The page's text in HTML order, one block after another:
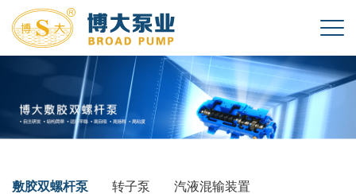
敷胶双螺杆泵 转子泵 汽液混输装置